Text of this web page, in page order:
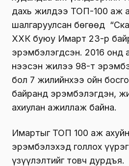
дахь жилдээ ТОП-100 аж
шалгаруулсан бөгөөд
ХХК буюу Имарт 23-р
эрэмбэлэгдсэн. 2016 онд
нээсэн жилээ 98-т
бол 7 жилийнхээ ойн
байранд эрэмбэлэгдэн,
ахиулан ажиллаж байна.
Имартыг ТОП 100 аж
эрэмбэлэхэд голлох
үзүүлэлтийг товч дурдъя.